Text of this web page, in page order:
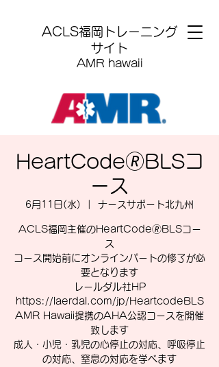
​ACLS福岡トレーニング
サイト
AMR hawaii
HeartCode🄬BLSコ
ース
6月11日(水) ナースサポート北九州
ACLS福岡主催のHeartCode🄬BLSコー
ス
コース開始前にオンラインパートの修了が必
要となります
レールダル社HP
https://laerdal.com/jp/HeartcodeBLS
AMR Hawaii提携のAHA公認コースを開催
致します
成人・小児・乳児の心停止の対応、呼吸停止
の対応、窒息の対応を学べます